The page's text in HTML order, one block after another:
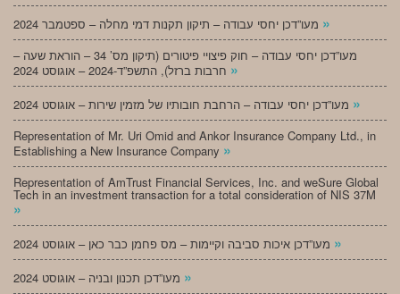
»
מעו”דכן יחסי עבודה – חוק פיצויי פיטורים (תיקון מס’ 34 – הוראת שעה –
»
»
Representation of Mr. Uri Omid and Ankor Insurance Company Ltd., in
Establishing a New Insurance Company »
Representation of AmTrust Financial Services, Inc. and weSure Global
Tech in an investment transaction for a total consideration of NIS 37M
»
»
»